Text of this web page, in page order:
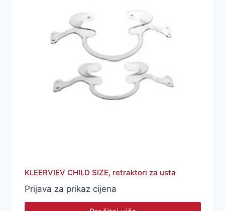
KLEERVIEV CHILD SIZE, retraktori za usta
Prijava za prikaz cijena